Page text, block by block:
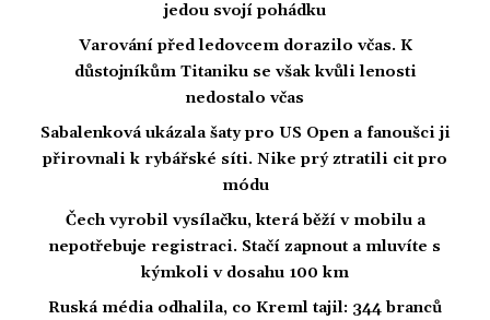
jedou svojí pohádku
Varování před ledovcem dorazilo včas. K
důstojníkům Titaniku se však kvůli lenosti
nedostalo včas
Sabalenková ukázala šaty pro US Open a fanoušci ji
přirovnali k rybářské síti. Nike prý ztratili cit pro
módu
Čech vyrobil vysílačku, která běží v mobilu a
nepotřebuje registraci. Stačí zapnout a mluvíte s
kýmkoli v dosahu 100 km
Ruská média odhalila, co Kreml tajil: 344 branců